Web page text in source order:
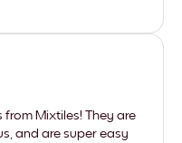
from Mixtiles! They are
and are super easy